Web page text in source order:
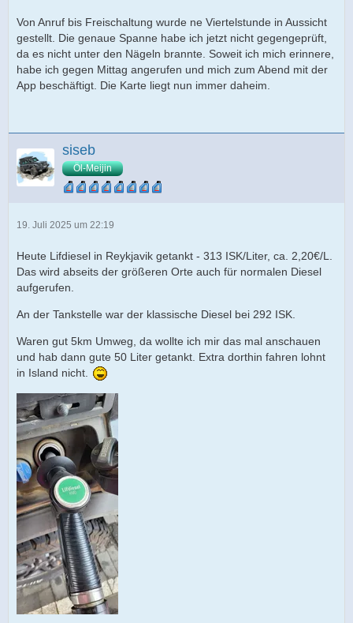
Von Anruf bis Freischaltung wurde ne Viertelstunde in Aussicht
gestellt. Die genaue Spanne habe ich jetzt nicht gegengeprüft,
da es nicht unter den Nägeln brannte. Soweit ich mich erinnere,
habe ich gegen Mittag angerufen und mich zum Abend mit der
App beschäftigt. Die Karte liegt nun immer daheim.
siseb
Öl-Meijin
19. Juli 2025 um 22:19
Heute Lifdiesel in Reykjavik getankt - 313 ISK/Liter, ca. 2,20€/L.
Das wird abseits der größeren Orte auch für normalen Diesel
aufgerufen.
An der Tankstelle war der klassische Diesel bei 292 ISK.
Waren gut 5km Umweg, da wollte ich mir das mal anschauen
und hab dann gute 50 Liter getankt. Extra dorthin fahren lohnt
in Island nicht.